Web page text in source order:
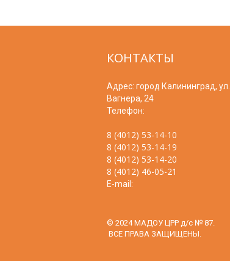
КОНТАКТЫ
Адрес: город Калининград, ул.
Вагнера, 24
Телефон:
8 (4012) 53-14-10
8 (4012) 53-14-19
8 (4012) 53-14-20
8 (4012) 46-05-21
E-mail:
© 2024 МАДОУ ЦРР д/с № 87.
ВСЕ ПРАВА ЗАЩИЩЕНЫ.